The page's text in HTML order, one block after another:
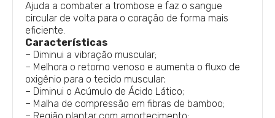
Ajuda a combater a trombose e faz o sangue
circular de volta para o coração de forma mais
eficiente.
Características
– Diminui a vibração muscular;
– Melhora o retorno venoso e aumenta o fluxo de
oxigênio para o tecido muscular;
– Diminui o Acúmulo de Ácido Lático;
– Malha de compressão em fibras de bamboo;